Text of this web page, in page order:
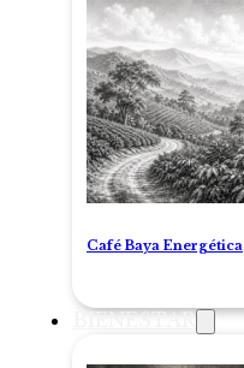
Café Baya Energética
BIENESTAR